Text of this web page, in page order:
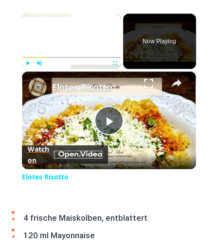
×
Now Playing
×
Play
Video
Elotes Risotto
Watch
on
Elotes Risotto
4 frische Maiskolben, entblattert
120 ml Mayonnaise